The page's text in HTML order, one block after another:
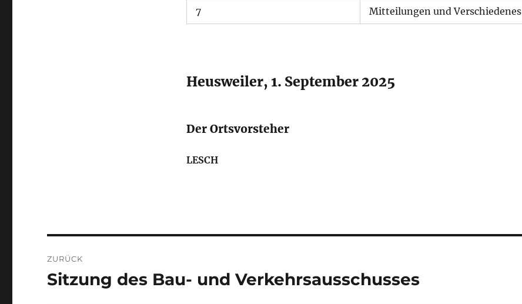
7 Mitteilungen und Verschiedenes
Heusweiler, 1. September 2025
Der Ortsvorsteher
LESCH
ZURÜCK
Vorheriger
Sitzung des Bau- und Verkehrsausschusses